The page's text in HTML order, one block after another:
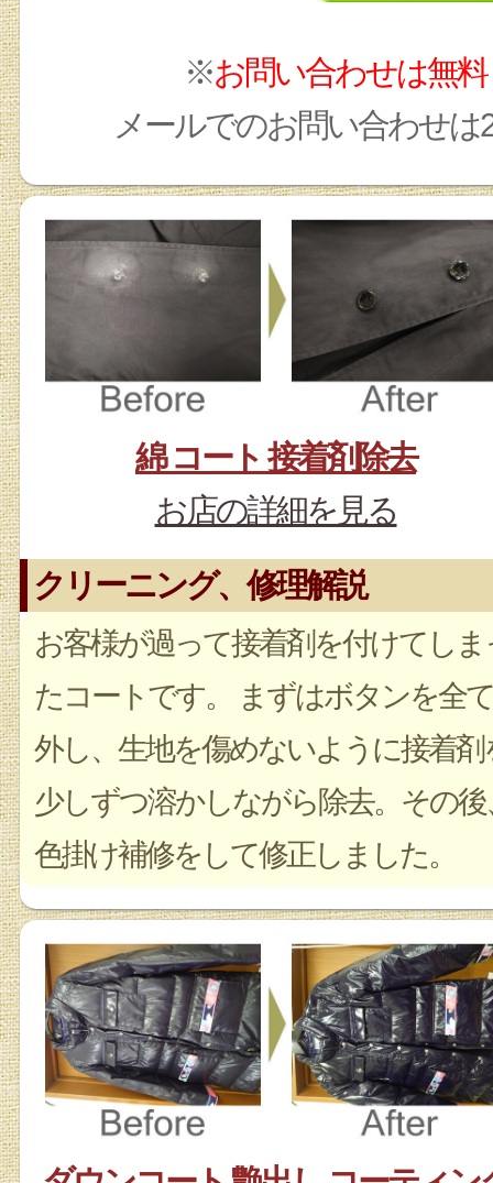
※お問い合わせは無料
メールでのお問い合わせ
綿 コート 接着剤除去
お店の詳細を見る
クリーニング、修理解説
お客様が過って接着剤を付けてしま
たコートです。 まずはボタンを全て
外し、生地を傷めないように接着剤
少しずつ溶かしながら除去。その後
色掛け補修をして修正しました。